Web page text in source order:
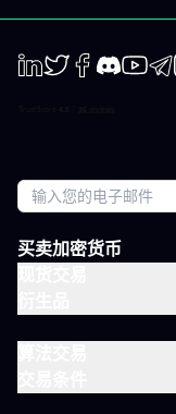
流与真实投资者行为
举个例子，一天的节
基调。 09:12 今日计划
点。 14:30 中期简报
医疗 加密货币：BTC
油、白银 ETF：SPY、
何定位？ IVLite特意
内容但不需要全方位
VIP 晨间简报
买卖加密货币